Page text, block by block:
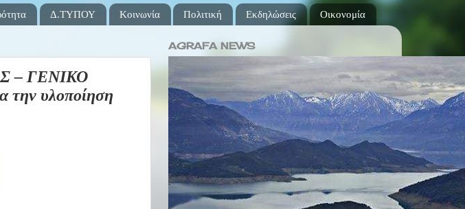
Δ.ΤΥΠΟΥ Κοινωνία Πολιτική Εκδηλώσεις Οικονομία
– ΓΕΝΙΚΟ
υλοποίηση
AGRAFA NEWS